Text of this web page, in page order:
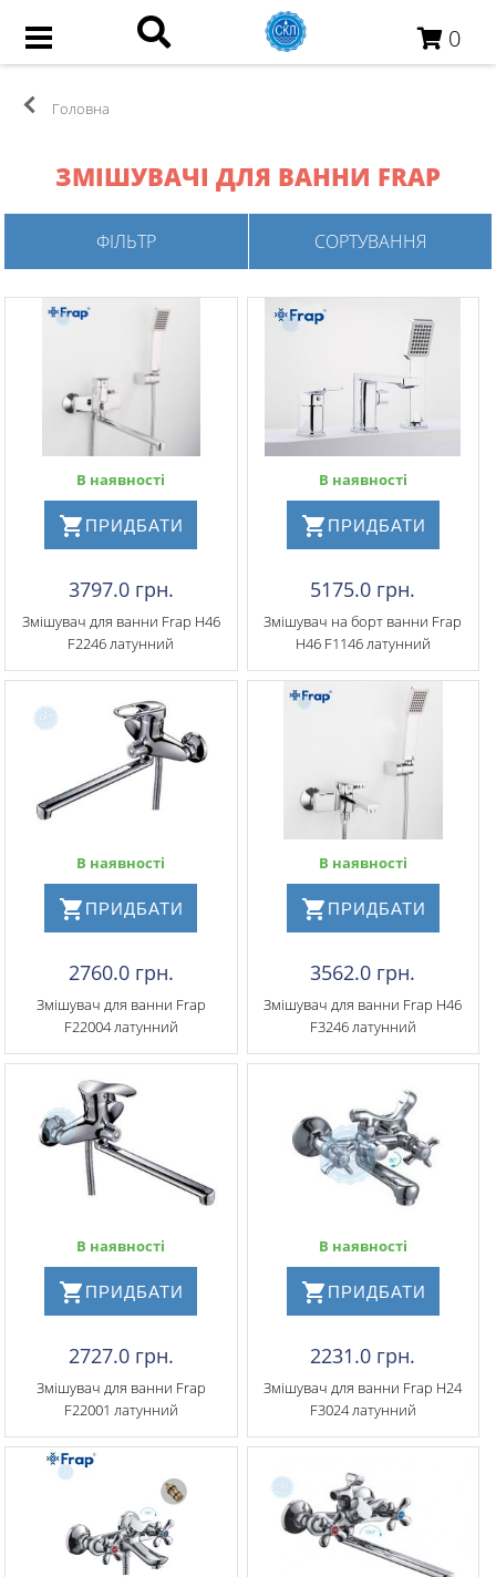
0
Головна
ЗМІШУВАЧІ ДЛЯ ВАННИ FRAP
ФІЛЬТР СОРТУВАННЯ
В наявності
ПРИДБАТИ
3797.0 грн.
Змішувач для ванни Frap H46
F2246 латунний
В наявності
ПРИДБАТИ
5175.0 грн.
Змішувач на борт ванни Frap
H46 F1146 латунний
В наявності
ПРИДБАТИ
2760.0 грн.
Змішувач для ванни Frap
F22004 латунний
В наявності
ПРИДБАТИ
3562.0 грн.
Змішувач для ванни Frap H46
F3246 латунний
В наявності
ПРИДБАТИ
2727.0 грн.
Змішувач для ванни Frap
F22001 латунний
В наявності
ПРИДБАТИ
2231.0 грн.
Змішувач для ванни Frap H24
F3024 латунний